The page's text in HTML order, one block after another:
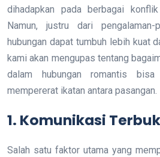
dihadapkan pada berbagai
Namun, justru dari pengalaman-
hubungan dapat tumbuh lebih kuat
kami akan mengupas tentang
dalam hubungan romantis
mempererat ikatan antara pasangan.
1. Komunikasi
Salah satu faktor utama yang